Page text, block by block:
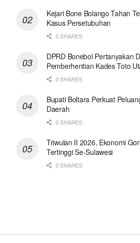
Kejari Bone Bolango Tahan
Kasus Persetubuhan
0 SHARES
DPRD Bonebol Pertanyakan
Pemberhentian Kades Toto
0 SHARES
Bupati Boltara Perkuat
Daerah
0 SHARES
Triwulan II 2026, Ekonomi
Tertinggi Se-Sulawesi
0 SHARES